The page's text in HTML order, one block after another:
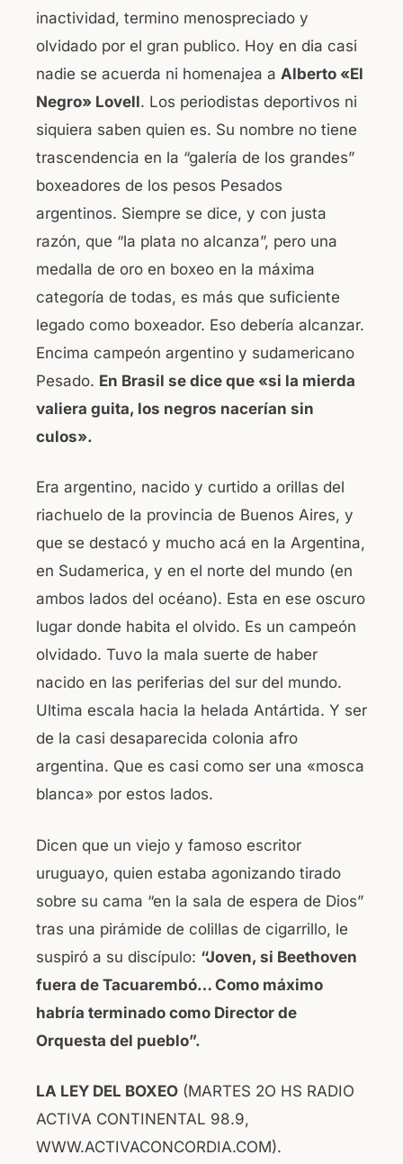
inactividad, termino menospreciado y
olvidado por el gran publico. Hoy en dia casi
nadie se acuerda ni homenajea a Alberto «El
Negro» Lovell. Los periodistas deportivos ni
siquiera saben quien es. Su nombre no tiene
trascendencia en la “galería de los grandes”
boxeadores de los pesos Pesados
argentinos. Siempre se dice, y con justa
razón, que “la plata no alcanza”, pero una
medalla de oro en boxeo en la máxima
categoría de todas, es más que suficiente
legado como boxeador. Eso debería alcanzar.
Encima campeón argentino y sudamericano
Pesado. En Brasil se dice que «si la mierda
valiera guita, los negros nacerían sin
culos».
Era argentino, nacido y curtido a orillas del
riachuelo de la provincia de Buenos Aires, y
que se destacó y mucho acá en la Argentina,
en Sudamerica, y en el norte del mundo (en
ambos lados del océano). Esta en ese oscuro
lugar donde habita el olvido. Es un campeón
olvidado. Tuvo la mala suerte de haber
nacido en las periferias del sur del mundo.
Ultima escala hacia la helada Antártida. Y ser
de la casi desaparecida colonia afro
argentina. Que es casi como ser una «mosca
blanca» por estos lados.
Dicen que un viejo y famoso escritor
uruguayo, quien estaba agonizando tirado
sobre su cama “en la sala de espera de Dios”
tras una pirámide de colillas de cigarrillo, le
suspiró a su discípulo: “Joven, si Beethoven
fuera de Tacuarembó… Como máximo
habría terminado como Director de
Orquesta del pueblo”.
LA LEY DEL BOXEO (MARTES 2O HS RADIO
ACTIVA CONTINENTAL 98.9,
WWW.ACTIVACONCORDIA.COM).